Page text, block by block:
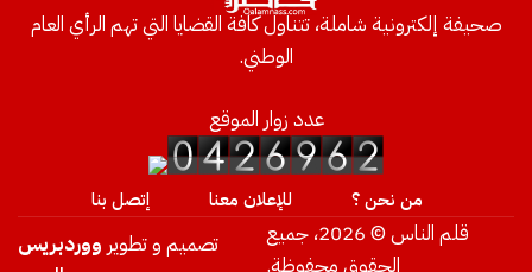
صحيفة إلكترونية شاملة، تتناول كافة القضايا التي تهم الرأي العام
الوطني.
عدد زوار الموقع
من نحن ؟ للإعلان معنا إتصل بنا
قلم الناس © 2026، جميع
الحقوق محفوظة.
تصميم و تطوير ووردبريس